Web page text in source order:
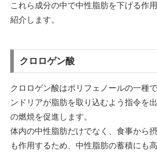
これら成分の中で中性脂肪を下げる作
紹介します。
クロロゲン酸
クロロゲン酸はポリフェノールの一種
ンドリアが脂肪を取り込むよう指令を
の燃焼を促進します。
体内の中性脂肪だけでなく、食事から
も作用するため、中性脂肪の蓄積にも